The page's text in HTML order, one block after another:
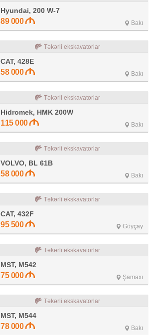
Hyundai, 200 W-7
89 000 Bakı
Təkərli ekskavatorlar
CAT, 428E
58 000 Bakı
Təkərli ekskavatorlar
Hidromek, HMK 200W
115 000 Bakı
Təkərli ekskavatorlar
VOLVO, BL 61B
58 000 Bakı
Təkərli ekskavatorlar
CAT, 432F
95 500 Göyçay
Təkərli ekskavatorlar
MST, M542
75 000 Şamaxı
Təkərli ekskavatorlar
MST, M544
78 000 Bakı